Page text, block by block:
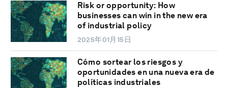
Risk or opportunity: How
businesses can win in the new era
of industrial policy
2025年01月15日
Cómo sortear los riesgos y
oportunidades en una nueva era de
políticas industriales